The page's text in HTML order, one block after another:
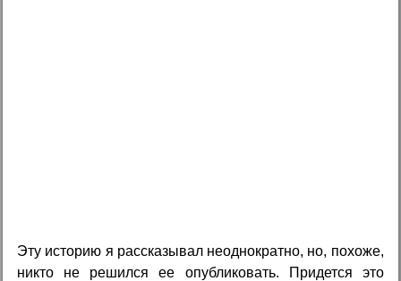
Эту историю я рассказывал неоднократно, но, похоже,
никто не решился ее опубликовать. Придется это